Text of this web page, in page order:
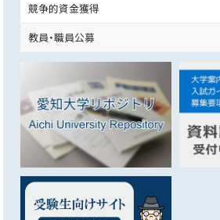
競争的資金獲得
教員・職員公募